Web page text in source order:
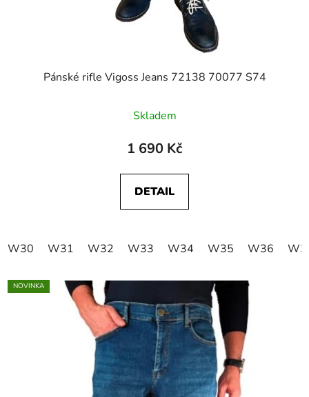
Pánské rifle Vigoss Jeans 72138 70077 S74
Skladem
1 690 Kč
DETAIL
W30 W31 W32 W33 W34 W35 W36
NOVINKA